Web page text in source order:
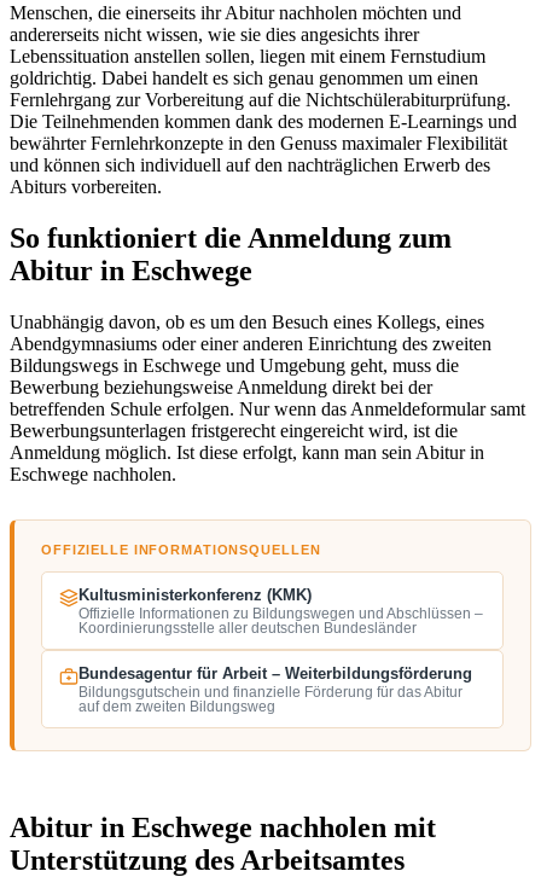
Menschen, die einerseits ihr Abitur nachholen möchten und
andererseits nicht wissen, wie sie dies angesichts ihrer
Lebenssituation anstellen sollen, liegen mit einem Fernstudium
goldrichtig. Dabei handelt es sich genau genommen um einen
Fernlehrgang zur Vorbereitung auf die Nichtschülerabiturprüfung.
Die Teilnehmenden kommen dank des modernen E-Learnings und
bewährter Fernlehrkonzepte in den Genuss maximaler Flexibilität
und können sich individuell auf den nachträglichen Erwerb des
Abiturs vorbereiten.
So funktioniert die Anmeldung zum
Abitur in Eschwege
Unabhängig davon, ob es um den Besuch eines Kollegs, eines
Abendgymnasiums oder einer anderen Einrichtung des zweiten
Bildungswegs in Eschwege und Umgebung geht, muss die
Bewerbung beziehungsweise Anmeldung direkt bei der
betreffenden Schule erfolgen. Nur wenn das Anmeldeformular samt
Bewerbungsunterlagen fristgerecht eingereicht wird, ist die
Anmeldung möglich. Ist diese erfolgt, kann man sein Abitur in
Eschwege nachholen.
OFFIZIELLE INFORMATIONSQUELLEN
Kultusministerkonferenz (KMK)
Offizielle Informationen zu Bildungswegen und Abschlüssen –
Koordinierungsstelle aller deutschen Bundesländer
Bundesagentur für Arbeit – Weiterbildungsförderung
Bildungsgutschein und finanzielle Förderung für das Abitur
auf dem zweiten Bildungsweg
Abitur in Eschwege nachholen mit
Unterstützung des Arbeitsamtes